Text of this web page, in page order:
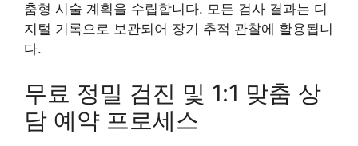
춤형 시술 계획을 수립합니다. 모든 검사 결과는 디
지털 기록으로 보관되어 장기 추적 관찰에 활용됩니
다.
무료 정밀 검진 및 1:1 맞춤 상
담 예약 프로세스